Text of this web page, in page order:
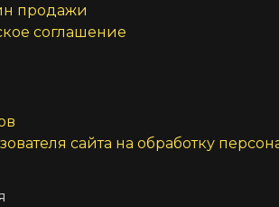
продажи
соглашение
сайта на обработку